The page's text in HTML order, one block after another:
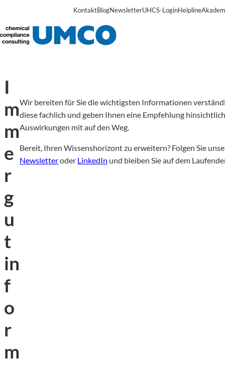
KontaktBlogNewsletterUHCS-LoginHelpline
I
m
m
e
r
g
u
t
in
f
o
r
m
Wir bereiten für Sie die wichtigsten Informationen
diese fachlich und geben Ihnen eine Empfehlung
Auswirkungen mit auf den Weg.
Bereit, Ihren Wissenshorizont zu erweitern? Folgen Sie
Newsletteroder LinkedIn und bleiben Sie auf dem